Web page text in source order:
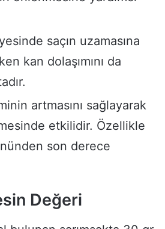
saçın uzamasına
kan dolaşımını da
artmasını sağlayarak
etkilidir. Özellikle
son derece
Değeri